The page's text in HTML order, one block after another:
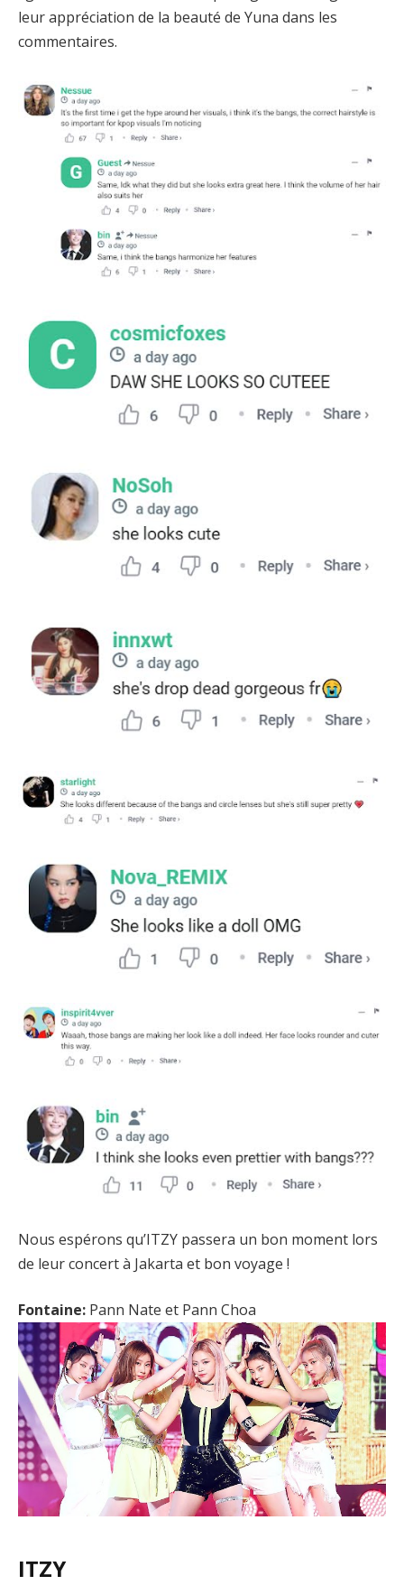
leur appréciation de la beauté de Yuna dans les
commentaires.
Nous espérons qu’ITZY passera un bon moment lors
de leur concert à Jakarta et bon voyage !
Fontaine: Pann Nate et Pann Choa
ITZY